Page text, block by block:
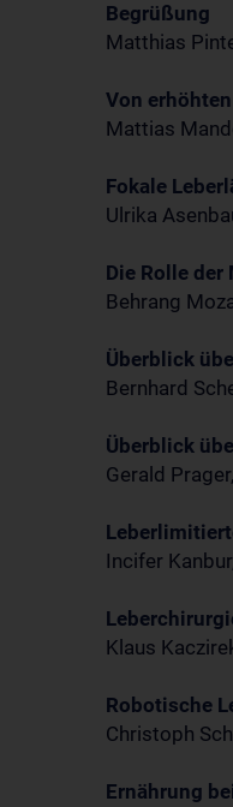
Begrüßung
Matthias
Von
Mattias
Fokale
Ulrika
Die Rolle
Behrang
Überblick
Bernhard
Überblick
Gerald
Incifer
Klaus
Robotische
Christoph
Ernährung